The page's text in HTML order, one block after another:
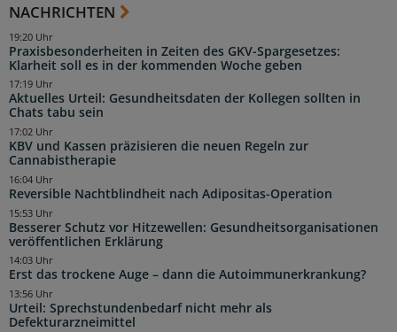
NACHRICHTEN
Praxisbesonderheiten in Zeiten des GKV-Spargesetzes:
Klarheit soll es in der kommenden Woche geben
19:20 Uhr
Aktuelles Urteil: Gesundheitsdaten der Kollegen sollten in
Chats tabu sein
17:19 Uhr
KBV und Kassen präzisieren die neuen Regeln zur
Cannabistherapie
17:02 Uhr
Reversible Nachtblindheit nach Adipositas-Operation
16:04 Uhr
Besserer Schutz vor Hitzewellen: Gesundheitsorganisationen
veröffentlichen Erklärung
15:53 Uhr
Erst das trockene Auge – dann die Autoimmunerkrankung?
14:03 Uhr
Urteil: Sprechstundenbedarf nicht mehr als
Defekturarzneimittel
13:56 Uhr